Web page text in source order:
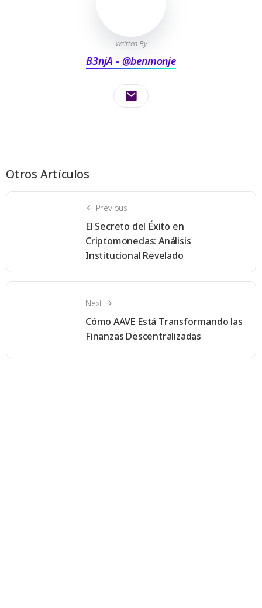
Written By
B3njA - @benmonje
Otros Artículos
Previous
El Secreto del Éxito en
Criptomonedas: Análisis
Institucional Revelado
Next
Cómo AAVE Está Transformando las
Finanzas Descentralizadas